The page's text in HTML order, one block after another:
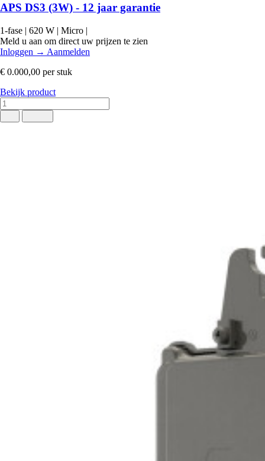
APS DS3 (3W) - 12 jaar garantie
1-fase | 620 W | Micro |
Meld u aan om direct uw prijzen te zien
Inloggen → Aanmelden
€ 0.000,00 per stuk
Bekijk product